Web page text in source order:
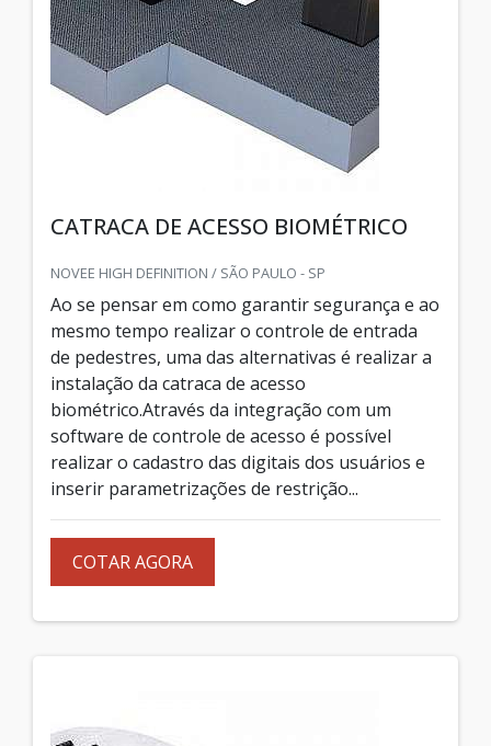
CATRACA DE ACESSO BIOMÉTRICO
NOVEE HIGH DEFINITION / SÃO PAULO - SP
Ao se pensar em como garantir segurança e ao
mesmo tempo realizar o controle de entrada
de pedestres, uma das alternativas é realizar a
instalação da catraca de acesso
biométrico.Através da integração com um
software de controle de acesso é possível
realizar o cadastro das digitais dos usuários e
inserir parametrizações de restrição...
COTAR AGORA